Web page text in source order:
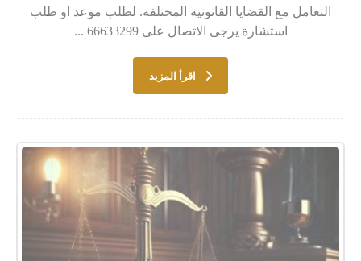
التعامل مع القضايا القانونية المختلفة. لطلب موعد او طلب
استشارة يرجى الاتصال على 66633299 ...
اقرأ المزيد